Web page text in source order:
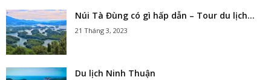
Núi Tà Đùng có gì hấp dẫn – Tour du lịch...
21 Tháng 3, 2023
Du lịch Ninh Thuận